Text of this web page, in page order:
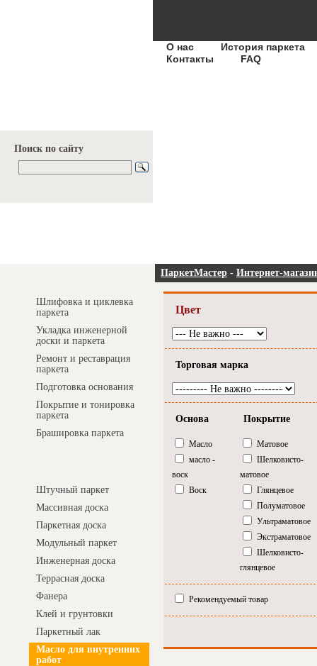
Поиск по сайту
О нас
История паркета
Контакты
FAQ
Шлифовка и циклевка
паркета
Укладка инженерной
доски и паркета
Ремонт и реставрация
паркета
Подготовка основания
Покрытие и тонировка
паркета
Брашировка паркета
Штучный паркет
Массивная доска
Паркетная доска
Модульный паркет
Инженерная доска
Террасная доска
Фанера
Клей и грунтовки
Паркетный лак
Масло для внутренних
работ
ПаркетМастер - Интернет-
Цвет
Торговая марка
Основа
Масло
масло -
воск
Воск
Покрытие
Матовое
Шелковисто-
матовое
Глянцевое
Полуматовое
Ультраматовое
Экстраматовое
Шелковисто-
глянцевое
Рекомендуемый товар